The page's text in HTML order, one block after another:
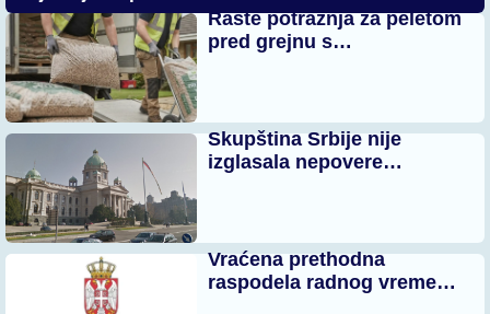
Raste potražnja za peletom
pred grejnu s…
Skupština Srbije nije
izglasala nepovere…
Vraćena prethodna
raspodela radnog vreme…